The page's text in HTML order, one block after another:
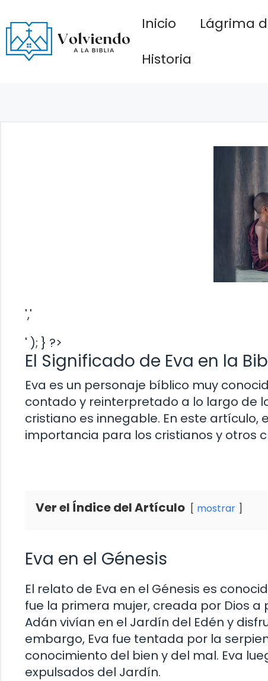
al
contenido
Inicio Lágrima
Historia
','
' ); } ?>
El Significado de Eva en la
Eva es un personaje bíblico muy
contado y reinterpretado a lo largo de
cristiano es innegable. En este artículo,
importancia para los cristianos y otros
Ver el Índice del Artículo mostrar
Eva en el Génesis
El relato de Eva en el Génesis es
fue la primera mujer, creada por Dios a
Adán vivían en el Jardín del Edén y
embargo, Eva fue tentada por la
conocimiento del bien y del mal. Eva
expulsados ​​del Jardín.